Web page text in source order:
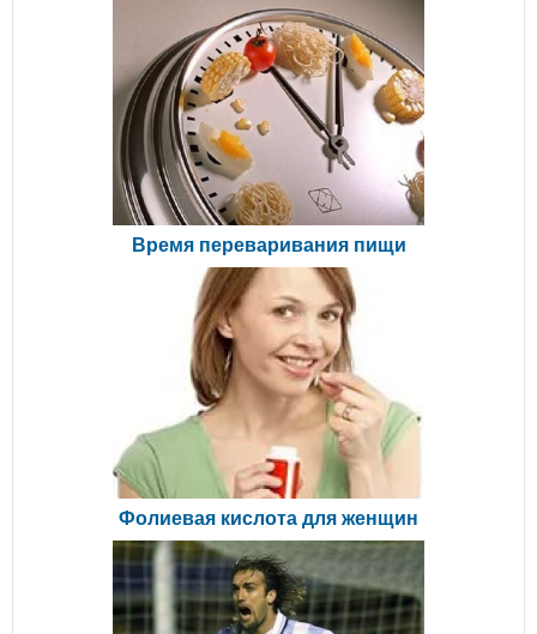
Время переваривания пищи
Фолиевая кислота для женщин